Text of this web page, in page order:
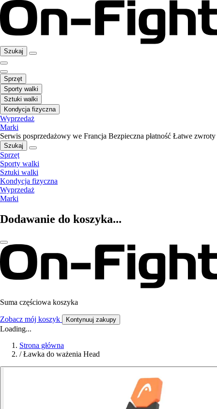
Szukaj
Sprzęt
Sporty walki
Sztuki walki
Kondycja fizyczna
Wyprzedaż
Marki
Serwis posprzedażowy we Francja Bezpieczna płatność Łatwe zwroty
Szukaj
Sprzęt
Sporty walki
Sztuki walki
Kondycja fizyczna
Wyprzedaż
Marki
Dodawanie do koszyka...
Suma częściowa koszyka
Zobacz mój koszyk Kontynuuj zakupy
Loading...
Strona główna
/ Ławka do ważenia Head